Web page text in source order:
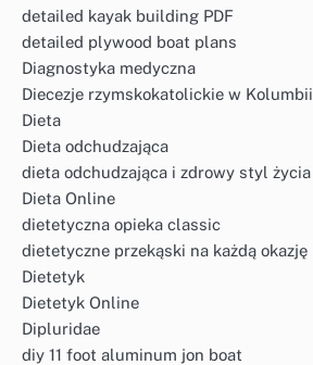
detailed kayak building PDF
detailed plywood boat plans
Diagnostyka medyczna
Diecezje rzymskokatolickie w Kolumbii
Dieta
Dieta odchudzająca
dieta odchudzająca i zdrowy styl życia
Dieta Online
dietetyczna opieka classic
dietetyczne przekąski na każdą okazję
Dietetyk
Dietetyk Online
Dipluridae
diy 11 foot aluminum jon boat